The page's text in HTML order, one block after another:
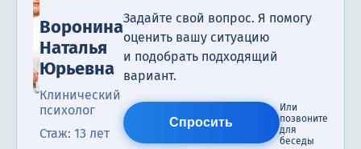
Воронина
Наталья
Юрьевна
Клинический
психолог
Стаж: 13 лет
Задайте свой вопрос. Я помогу
оценить вашу ситуацию
и подобрать подходящий
вариант.
Спросить
Или
позвоните
для
беседы